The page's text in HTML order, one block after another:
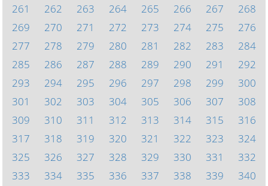
261
262 263 264 265 266 267
268
269
270 271 272 273 274 275
276
277
278 279 280 281 282 283
284
285
286 287 288 289 290 291
292
293
294 295 296 297 298 299
300
301
302 303 304 305 306 307
308
309
310 311 312 313 314 315
316
317
318 319 320 321 322 323
324
325
326 327 328 329 330 331
332
333
334 335 336 337 338 339
340